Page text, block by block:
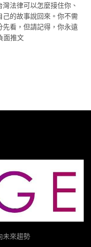
法律可以怎麼接住你、
的故事說回來。你不需
先看，但請記得，你永遠
面推文
未來趨勢